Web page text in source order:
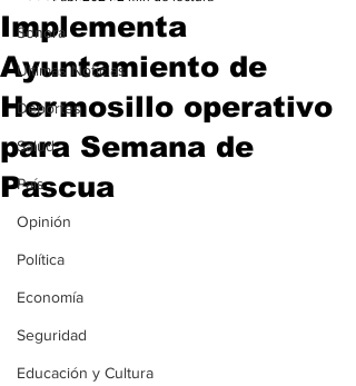
Sonora
Ultimas Noticias
Deportes
Salud
País
Opinión
Política
Economía
Seguridad
Educación y Cultura
Implementa
Ayuntamiento de
Hermosillo operativo
para Semana de
Pascua